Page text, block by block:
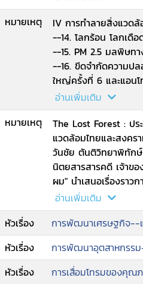
ทองคำ
--13. คำโง่คลองด่านกั
ประวัติศาสตร์.
หมายเหตุ
IV การทำลายสิ่งแวด
--14. โลกร้อน โลกเดื
--15. PM 2.5 มลพิษท
--16. ขีดจำกัดความป
ใหญ่ครั้งที่ 6 และแอน
--บทส่งท้าย.
อ่านเพิ่มเติม
หมายเหตุ
The Lost Forest : ป
แวดล้อมไทยและสงค
วันชัย ตันติวิทยาพิทัก
นิตยสารสารคดี เจ้าข
ผม" นำเสนอเรื่องราว
แต่อดีตถึงปัจจุบัน ไม่ว่า
สูญพันธุ์ของสัตว์ป่า กา
นายทุน อุตสาหกรรมที่
จนถึงปัญหาสิ่งแวดล้อ
โลกเดือด ฝุ่นพิษ PM
กำลังจะมาถึง.
อ่านเพิ่มเติม
หัวเรื่อง
การพัฒนาเศรษฐกิจ--
หัวเรื่อง
การพัฒนาอุตสาหกรร
หัวเรื่อง
การเสื่อมโทรมของคุณ